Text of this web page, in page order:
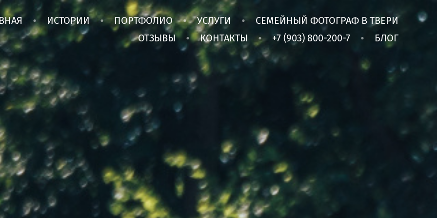
ИСТОРИИ ПОРТФОЛИО УСЛУГИ
СЕМЕЙНЫЙ ФОТОГРАФ В ТВЕРИ
ОТЗЫВЫ
КОНТАКТЫ +7 (903) 800-200-7 БЛОГ